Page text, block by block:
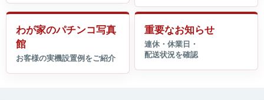
わが家のパチンコ写真
館
重要なお知らせ